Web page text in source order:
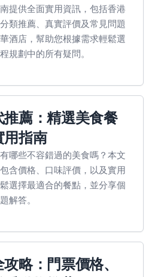
提供全面實用資訊，包括香港
類推薦、真實評價及常見問題
酒店，幫助您根據需求輕鬆選
規劃中的所有疑問。
薦：精選美食餐
用指南
哪些不容錯過的美食嗎？本文
含價格、口味評價，以及實用
選擇最適合的餐點，並分享個
解答。
略：門票價格、